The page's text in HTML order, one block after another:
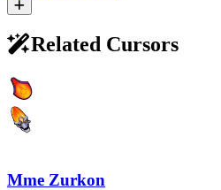
Related Cursors
Mme Zurkon